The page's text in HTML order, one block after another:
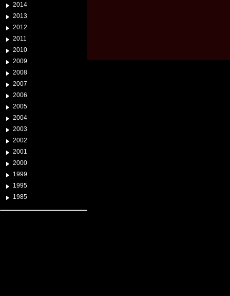
2014
2013
2012
2011
2010
2009
2008
2007
2006
2005
2004
2003
2002
2001
2000
1999
1995
1985